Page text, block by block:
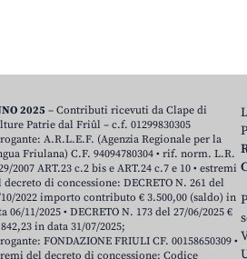
2025 – Contributi ricevuti da Clape di
Patrie dal Friûl – c.f. 01299830305
A.R.L.E.F. (Agenzia Regionale per la
Friulana) C.F. 94094780304 • rif. norm. L.R.
2007 ART.23 c.2 bis e ART.24 c.7 e 10 • estremi
decreto di concessione: DECRETO N. 261 del
2022 importo contributo € 3.500,00 (saldo) in
06/11/2025 • DECRETO N. 173 del 27/06/2025 €
in data 31/07/2025;
FONDAZIONE FRIULI CF. 00158650309 •
del decreto di concessione: Codice